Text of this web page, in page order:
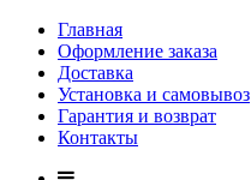
Главная
Оформление заказа
Доставка
Установка и самовывоз
Гарантия и возврат
Контакты